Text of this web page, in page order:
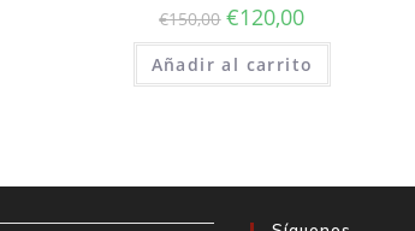
€150,00 €120,00
Añadir al carrito